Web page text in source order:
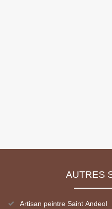
AUTRES
Artisan peintre Saint Andeol